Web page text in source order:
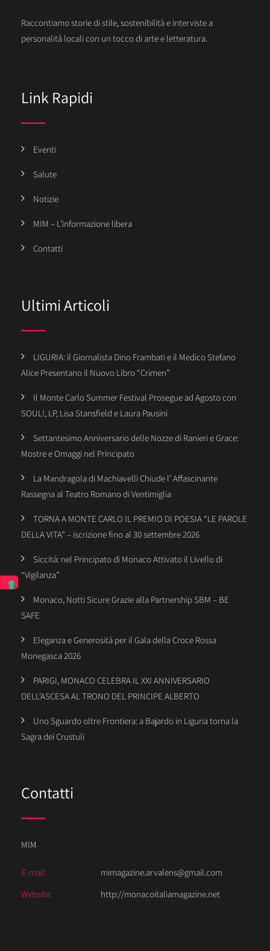
Raccontiamo storie di stile, sostenibilità e interviste a
personalità locali con un tocco di arte e letteratura.
Link Rapidi
Eventi
Salute
Notizie
MIM – L’informazione libera
Contatti
Ultimi Articoli
LIGURIA: il Giornalista Dino Frambati e il Medico Stefano
Alice Presentano il Nuovo Libro “Crimen”
Il Monte Carlo Summer Festival Prosegue ad Agosto con
SOUL!, LP, Lisa Stansfield e Laura Pausini
Settantesimo Anniversario delle Nozze di Ranieri e Grace:
Mostre e Omaggi nel Principato
La Mandragola di Machiavelli Chiude l’ Affascinante
Rassegna al Teatro Romano di Ventimiglia
TORNA A MONTE CARLO IL PREMIO DI POESIA “LE PAROLE
DELLA VITA” – iscrizione fino al 30 settembre 2026
Siccità: nel Principato di Monaco Attivato il Livello di
“Vigilanza”
Monaco, Notti Sicure Grazie alla Partnership SBM – BE
SAFE
Eleganza e Generosità per il Gala della Croce Rossa
Monegasca 2026
PARIGI, MONACO CELEBRA IL XXI ANNIVERSARIO
DELL’ASCESA AL TRONO DEL PRINCIPE ALBERTO
Uno Sguardo oltre Frontiera: a Bajardo in Liguria torna la
Sagra dei Crustuli
Contatti
MIM
E-mail:
mimagazine.arvalens@gmail.com
Website:
http://monacoitaliamagazine.net